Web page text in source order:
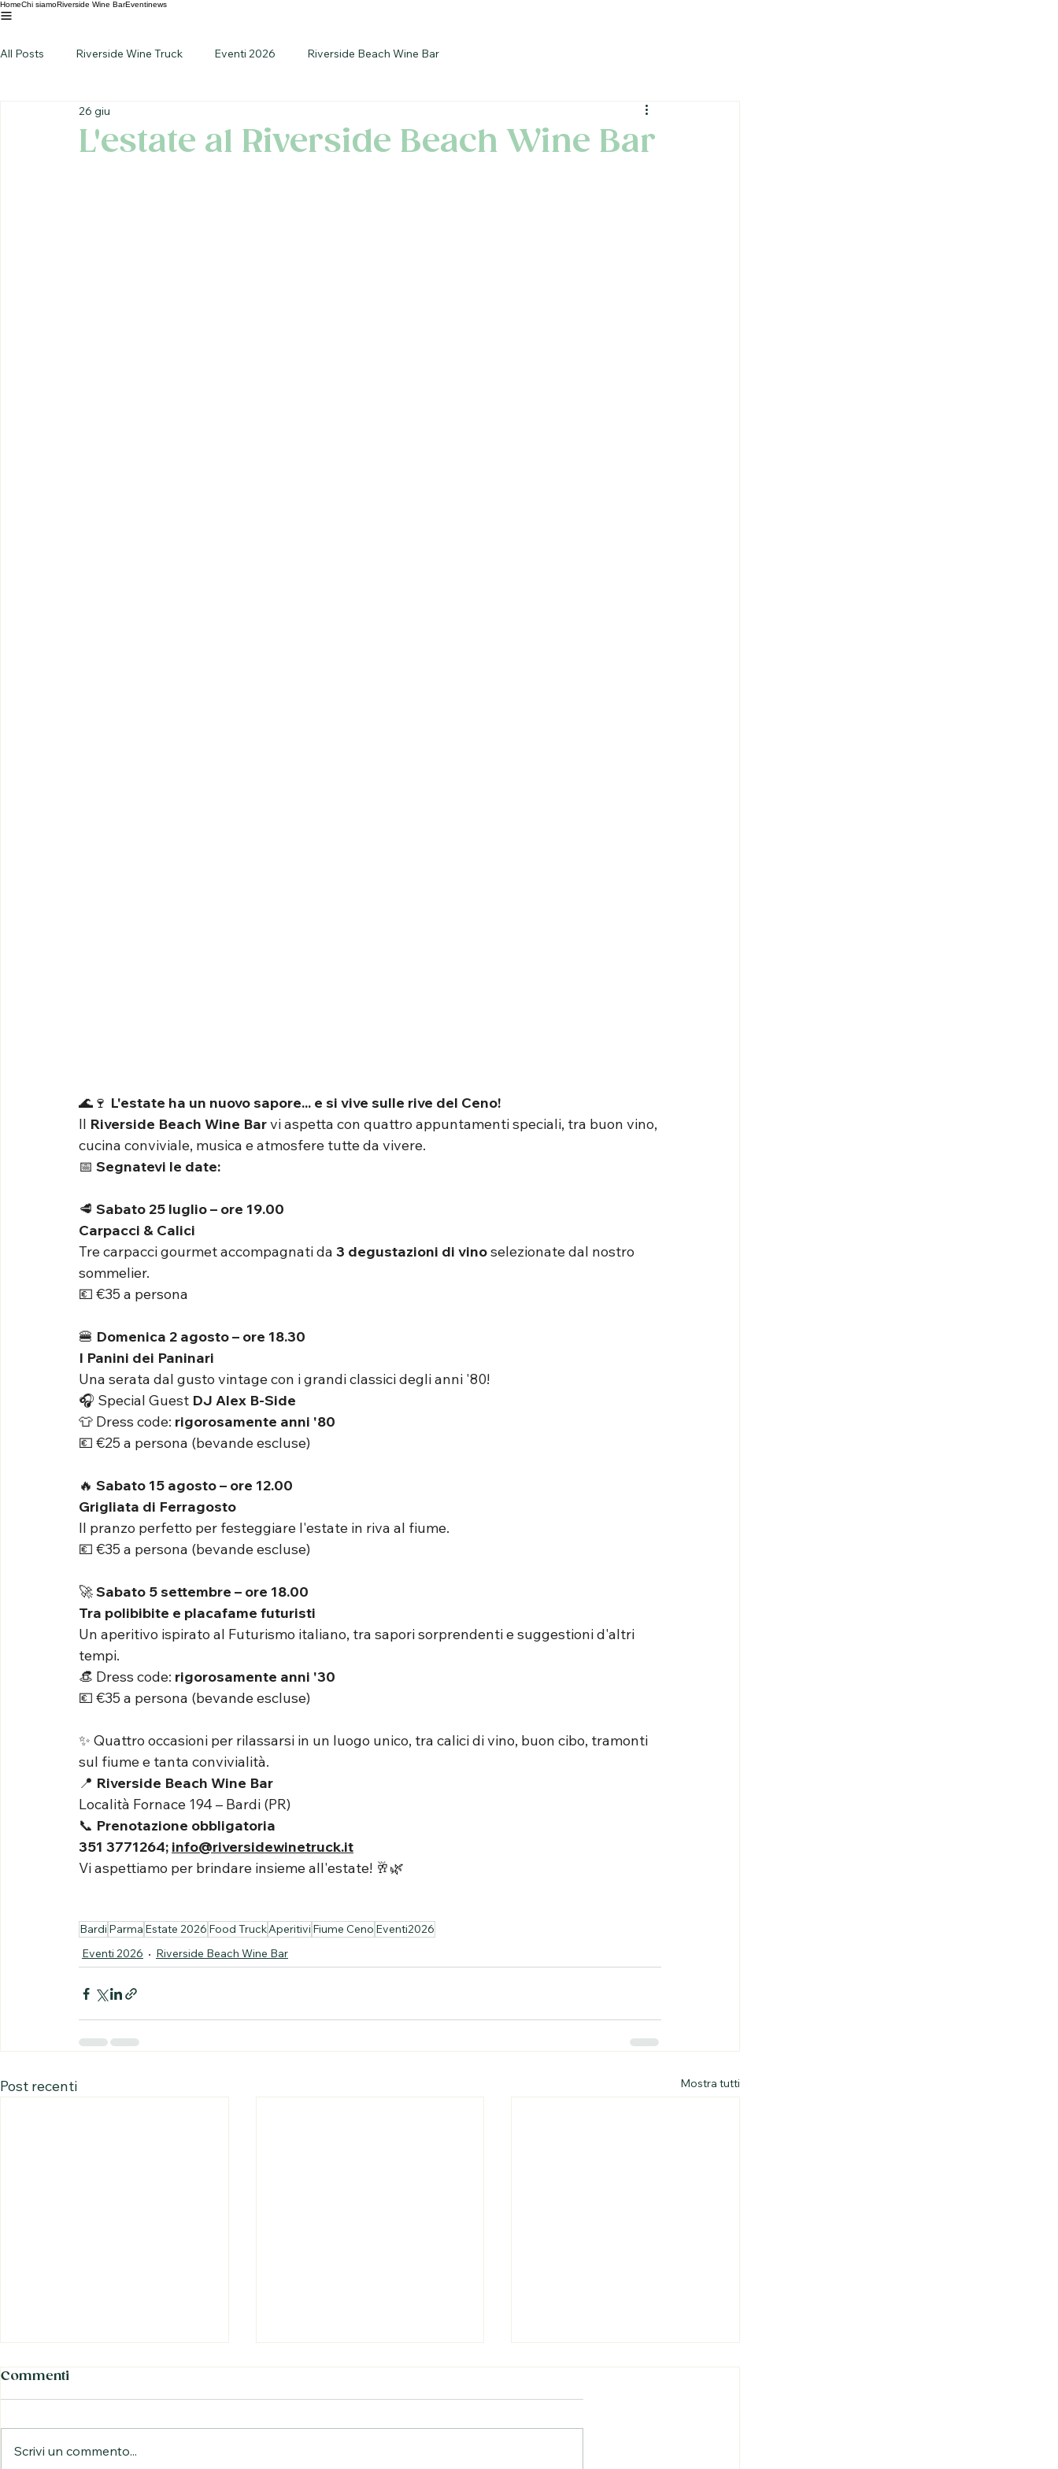
HomeChi siamoRiverside Wine BarEventinews
All Posts Riverside Wine Truck Eventi 2026 Riverside Beach Wine Bar
L'estate al Riverside Beach Wine Bar
26 giu
🌊🍷 L'estate ha un nuovo sapore... e si vive sulle rive del Ceno!
Il Riverside Beach Wine Bar vi aspetta con quattro appuntamenti speciali, tra buon vino,
cucina conviviale, musica e atmosfere tutte da vivere.
📅 Segnatevi le date:
🥩 Sabato 25 luglio – ore 19.00
Carpacci & Calici
Tre carpacci gourmet accompagnati da 3 degustazioni di vino selezionate dal nostro
sommelier.
💶 €35 a persona
🍔 Domenica 2 agosto – ore 18.30
I Panini dei Paninari
Una serata dal gusto vintage con i grandi classici degli anni '80!
🎧 Special Guest DJ Alex B-Side
👕 Dress code: rigorosamente anni '80
💶 €25 a persona (bevande escluse)
🔥 Sabato 15 agosto – ore 12.00
Grigliata di Ferragosto
Il pranzo perfetto per festeggiare l'estate in riva al fiume.
💶 €35 a persona (bevande escluse)
🚀 Sabato 5 settembre – ore 18.00
Tra polibibite e placafame futuristi
Un aperitivo ispirato al Futurismo italiano, tra sapori sorprendenti e suggestioni d'altri
tempi.
👒 Dress code: rigorosamente anni '30
💶 €35 a persona (bevande escluse)
✨ Quattro occasioni per rilassarsi in un luogo unico, tra calici di vino, buon cibo, tramonti
sul fiume e tanta convivialità.
📍 Riverside Beach Wine Bar
Località Fornace 194 – Bardi (PR)
📞 Prenotazione obbligatoria
351 3771264; info@riversidewinetruck.it
Vi aspettiamo per brindare insieme all'estate! 🥂🌿
Bardi Parma Estate 2026 Food TruckAperitivi Fiume Ceno Eventi2026
Eventi 2026
Riverside Beach Wine Bar
Post recenti Mostra tutti
Commenti
Scrivi un commento...